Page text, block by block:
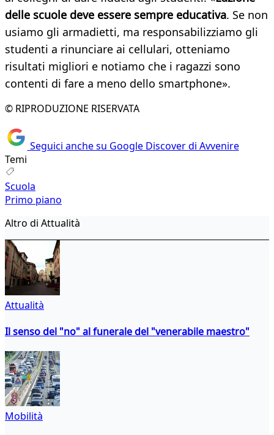
delle scuole deve essere sempre educativa. Se non
usiamo gli armadietti, ma responsabilizziamo gli
studenti a rinunciare ai cellulari, otteniamo
risultati migliori e notiamo che i ragazzi sono
contenti di fare a meno dello smartphone».
© RIPRODUZIONE RISERVATA
Seguici anche su Google Discover di Avvenire
Temi
Scuola
Primo piano
Altro di Attualità
Attualità
Il senso del "no" al funerale del "venerabile maestro"
Mobilità